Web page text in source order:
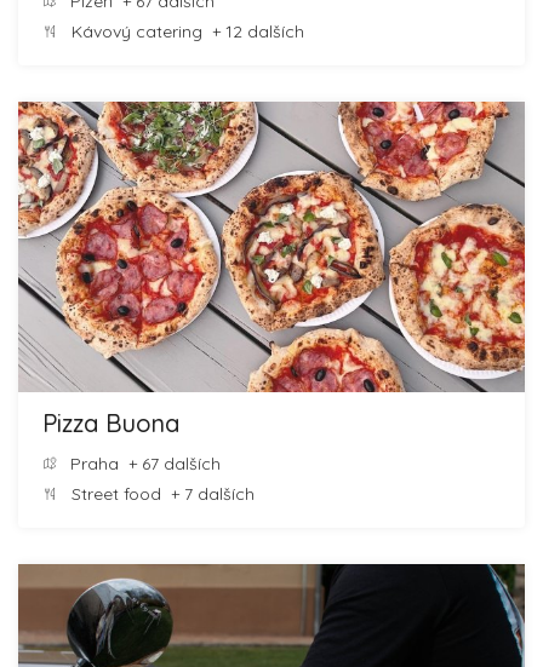
Kávový catering + 12 dalších
Pizza Buona
Praha + 67 dalších
Street food + 7 dalších